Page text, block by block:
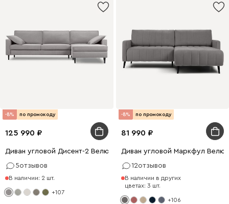
-8% по промокоду
125 990
Диван угловой Дисент-2 Велюр Светло-серый
5отзывов
В наличии: 2 шт.
+107
-8% по промокоду
81 990
Диван угловой Маркфул
12отзывов
В наличии в других
цветах: 3 шт.
+106